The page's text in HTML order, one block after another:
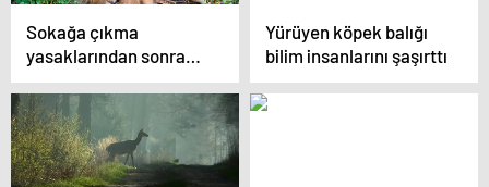
Sokağa çıkma
yasaklarından sonra
köpek satışları arttı
Yürüyen köpek balığı
bilim insanlarını şaşırttı